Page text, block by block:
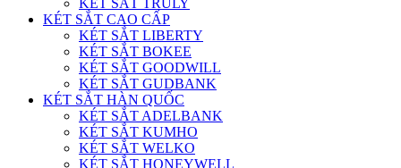
KÉT SẮT TRULY
KÉT SẮT CAO CẤP
KÉT SẮT LIBERTY
KÉT SẮT BOKEE
KÉT SẮT GOODWILL
KÉT SẮT GUDBANK
KÉT SẮT HÀN QUỐC
KÉT SẮT ADELBANK
KÉT SẮT KUMHO
KÉT SẮT WELKO
KÉT SẮT HONEYWELL